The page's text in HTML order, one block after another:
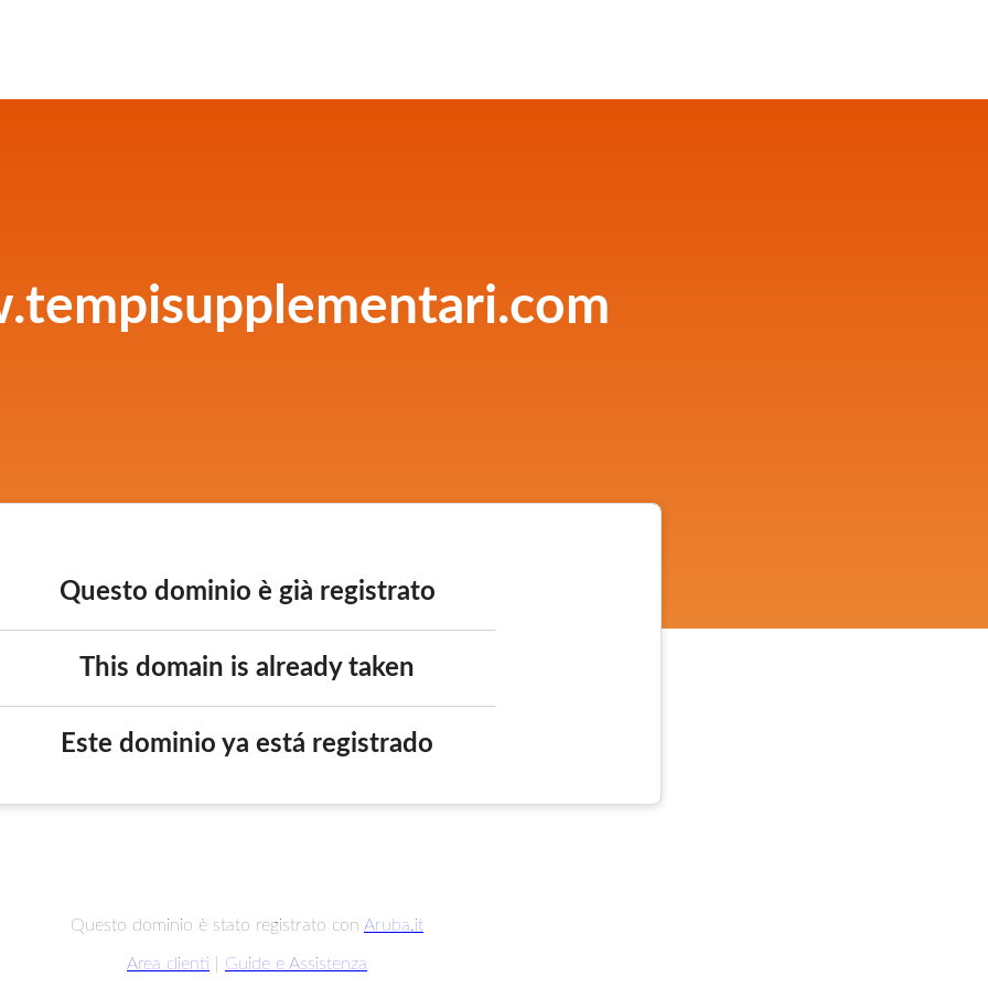
Questo dominio è già registrato
This domain is already taken
Este dominio ya está registrado
Questo dominio è stato registrato con Aruba.it
Area clienti Guide e Assistenza